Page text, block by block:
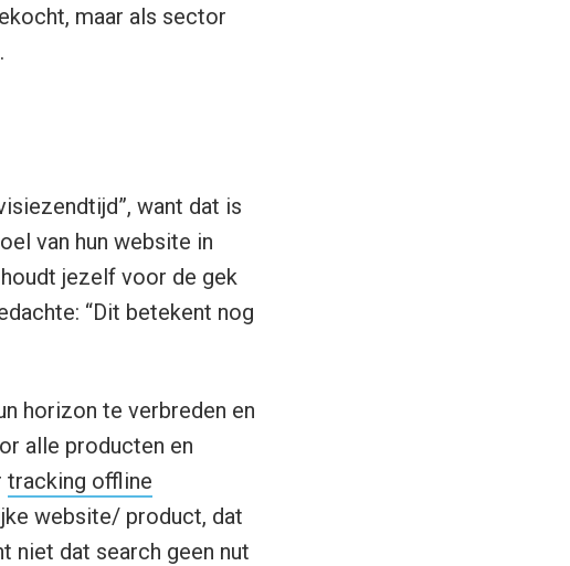
maar als sector
want dat is
van hun website in
jezelf voor de gek
“Dit betekent nog
horizon te verbreden en
alle producten en
tracking offline
website/ product, dat
niet dat search geen nut